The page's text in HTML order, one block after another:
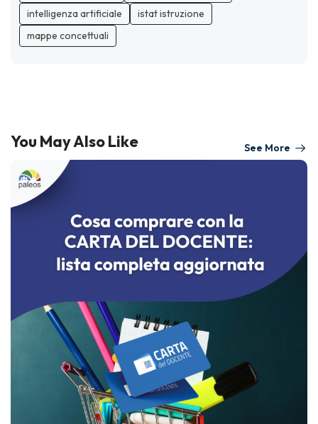
intelligenza artificiale
istat istruzione
mappe concettuali
You May Also Like See More